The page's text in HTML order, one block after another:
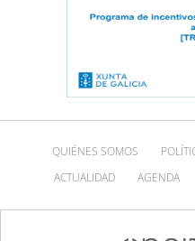
QUIÉNES SOMOS
ACTUALIDAD
AGENDA